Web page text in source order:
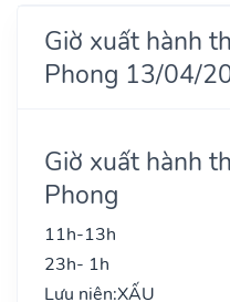
Giờ xuất hành
Phong 13/04/
Giờ xuất hành
Phong
11h-13h
23h- 1h
Lưu niên:XẤU